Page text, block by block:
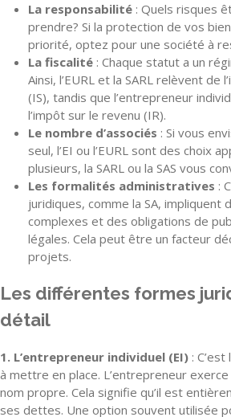
La responsabilité : Quels risques
prendre? Si la protection de vos
priorité, optez pour une société à
La fiscalité : Chaque statut a un
Ainsi, l’EURL et la SARL relèvent de
(IS), tandis que l’entrepreneur
l’impôt sur le revenu (IR).
Le nombre d’associés : Si vous
seul, l’EI ou l’EURL sont des choix
plusieurs, la SARL ou la SAS vous
Les formalités administratives :
juridiques, comme la SA, impliquent
complexes et des obligations de
légales. Cela peut être un facteur
projets.
Les différentes formes
détail
1. L’entrepreneur individuel (EI) :
à mettre en place. L’entrepreneur
nom propre. Cela signifie qu’il est
ses dettes. Une option souvent utilisée